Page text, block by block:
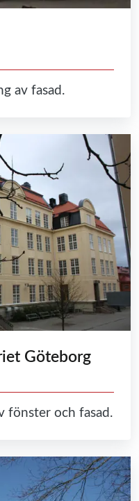
av fasad.
Göteborg
fönster och fasad.